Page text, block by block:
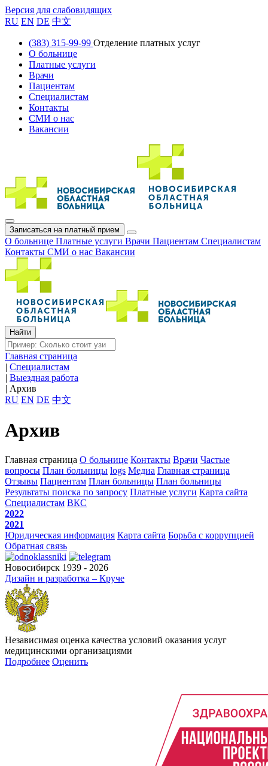
Версия для слабовидящих
RU EN DE 中文
(383) 315-99-99 Отделение платных услуг
О больнице
Платные услуги
Врачи
Пациентам
Специалистам
Контакты
СМИ о нас
Вакансии
Записаться на платный прием
О больнице Платные услуги Врачи Пациентам Специалистам
Контакты СМИ о нас Вакансии
Главная страница
| Специалистам
| Выездная работа
| Архив
RU EN DE 中文
Архив
Главная страница О больнице Контакты Врачи Частые
вопросы План больницы logs Медиа Главная страница
Отзывы Пациентам План больницы План больницы
Результаты поиска по запросу Платные услуги Карта сайта
Специалистам ВКС
2022
2021
Юридическая информация Карта сайта Борьба с коррупцией
Обратная связь
Новосибирск 1939 - 2026
Дизайн и разработка – Круче
Независимая оценка качества условий оказания услуг
медицинскими организациями
Подробнее Оценить